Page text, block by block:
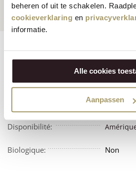
beheren of uit te schakelen.
cookieverklaring en
informatie.
Alle cookies
Aanpassen
Features Reviews
Végétarien: Non
Non
Disponibilité:
Biologique: Non